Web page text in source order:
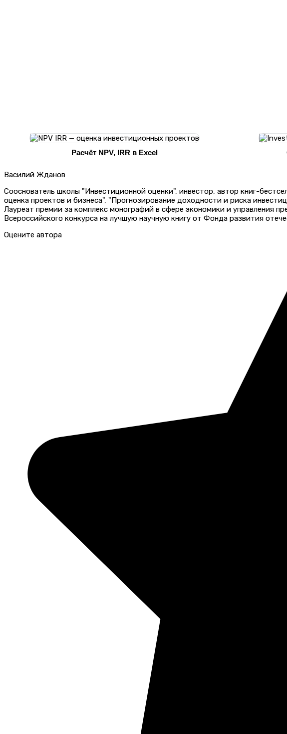
Расчёт NPV, IRR в Excel
Василий Жданов
Сооснователь школы "Инвестиционной оценки", инвестор, автор книг-
оценка проектов и бизнеса", "Прогнозирование доходности и риска
Лауреат премии за комплекс монографий в сфере экономики и управления
Всероссийского конкурса на лучшую научную книгу от Фонда развития
Оцените автора